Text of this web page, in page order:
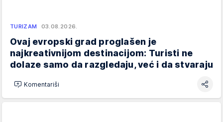
TURIZAM 03.08.2026.
Ovaj evropski grad proglašen je
najkreativnijom destinacijom: Turisti ne
dolaze samo da razgledaju, već i da stvaraju
Komentariši